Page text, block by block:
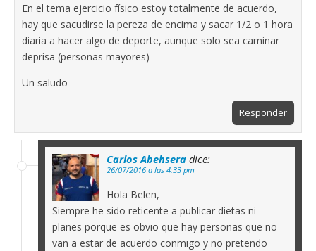
En el tema ejercicio físico estoy totalmente de acuerdo,
hay que sacudirse la pereza de encima y sacar 1/2 o 1 hora
diaria a hacer algo de deporte, aunque solo sea caminar
deprisa (personas mayores)
Un saludo
Responder
Carlos Abehsera dice:
26/07/2016 a las 4:33 pm
Hola Belen,
Siempre he sido reticente a publicar dietas ni
planes porque es obvio que hay personas que no
van a estar de acuerdo conmigo y no pretendo